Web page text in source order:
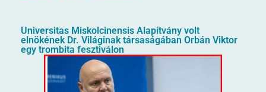
Universitas Miskolcinensis Alapítvány volt
elnökének Dr. Világinak társaságában Orbán Viktor
egy trombita fesztiválon